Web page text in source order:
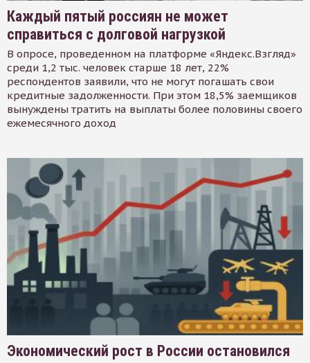
Каждый пятый россиян не может
справиться с долговой нагрузкой
В опросе, проведенном на платформе «Яндекс.Взгляд»
среди 1,2 тыс. человек старше 18 лет, 22%
респондентов заявили, что не могут погашать свои
кредитные задолженности. При этом 18,5% заемщиков
вынуждены тратить на выплаты более половины своего
ежемесячного доход
Экономический рост в России остановился